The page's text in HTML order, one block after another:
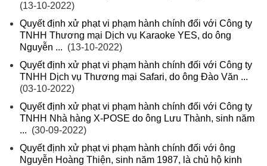
(13-10-2022)
Quyết định xử phạt vi phạm hành chính đối với Công ty
TNHH Thương mại Dịch vụ Karaoke YES, do ông
Nguyễn ... (13-10-2022)
Quyết định xử phạt vi phạm hành chính đối với Công ty
TNHH Dịch vụ Thương mại Safari, do ông Đào Văn ...
(03-10-2022)
Quyết định xử phạt vi phạm hành chính đối với Công ty
TNHH Nhà hàng X-POSE do ông Lưu Thành, sinh năm
... (30-09-2022)
Quyết định xử phạt vi phạm hành chính đối với ông
Nguyễn Hoàng Thiện, sinh năm 1987, là chủ hộ kinh